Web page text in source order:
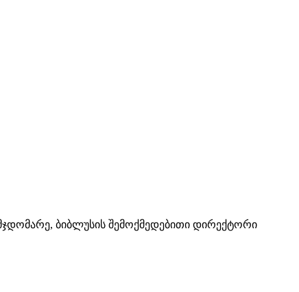
ბიბლუსის შემოქმედებითი დირექტორი